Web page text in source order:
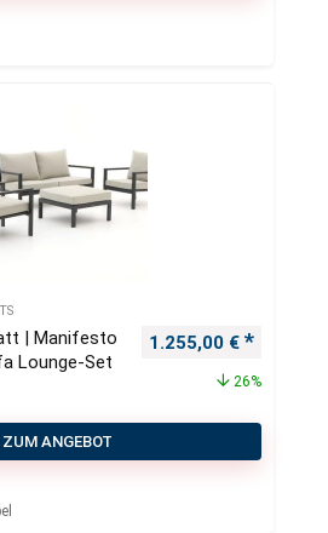
| Manifesto
Lounge-Set
Ursprünglicher
1.255,00 €
26%
ZUM ANGEBOT